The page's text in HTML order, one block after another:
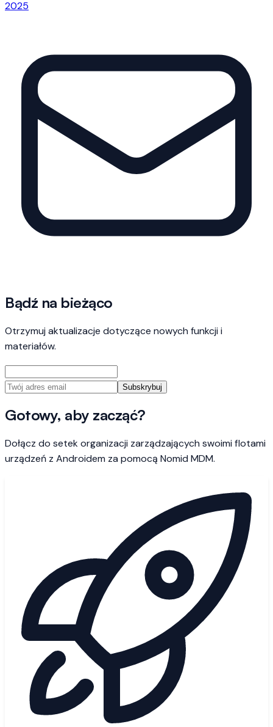
2025
Bądź na bieżąco
Otrzymuj aktualizacje dotyczące nowych funkcji i
materiałów.
Subskrybuj
Gotowy, aby zacząć?
Dołącz do setek organizacji zarządzających swoimi flotami
urządzeń z Androidem za pomocą Nomid MDM.